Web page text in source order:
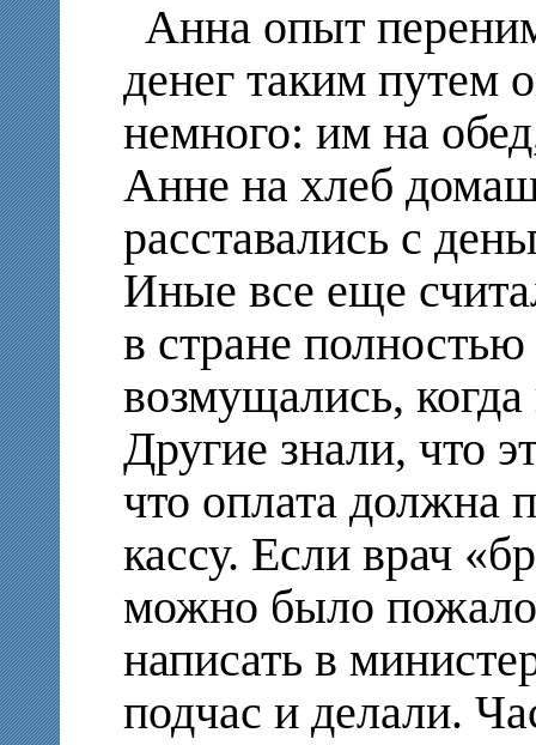
Анна опыт
денег таким путем
немного: им на
Анне на хлеб
расставались с
Иные все еще
в стране
возмущались,
Другие знали, что
что оплата должна
кассу. Если врач
можно было
написать в
подчас и делали.